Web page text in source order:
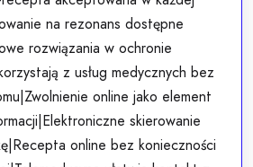
na rezonans dostępne
rozwiązania w ochronie
z usług medycznych bez
online jako element
skierowanie
online bez konieczności